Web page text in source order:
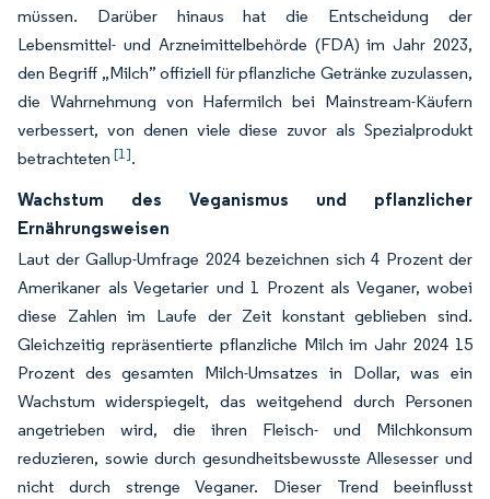
müssen. Darüber hinaus hat die Entscheidung der
Lebensmittel- und Arzneimittelbehörde (FDA) im Jahr 2023,
den Begriff „Milch” offiziell für pflanzliche Getränke zuzulassen,
die Wahrnehmung von Hafermilch bei Mainstream-Käufern
verbessert, von denen viele diese zuvor als Spezialprodukt
betrachteten [1].
Wachstum des Veganismus und pflanzlicher
Ernährungsweisen
Laut der Gallup-Umfrage 2024 bezeichnen sich 4 Prozent der
Amerikaner als Vegetarier und 1 Prozent als Veganer, wobei
diese Zahlen im Laufe der Zeit konstant geblieben sind.
Gleichzeitig repräsentierte pflanzliche Milch im Jahr 2024 15
Prozent des gesamten Milch-Umsatzes in Dollar, was ein
Wachstum widerspiegelt, das weitgehend durch Personen
angetrieben wird, die ihren Fleisch- und Milchkonsum
reduzieren, sowie durch gesundheitsbewusste Allesesser und
nicht durch strenge Veganer. Dieser Trend beeinflusst